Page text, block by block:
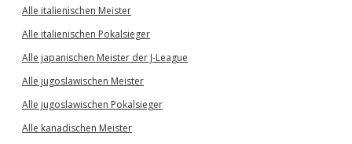
Alle italienischen Meister
Alle italienischen Pokalsieger
Alle japanischen Meister der J-League
Alle jugoslawischen Meister
Alle jugoslawischen Pokalsieger
Alle kanadischen Meister